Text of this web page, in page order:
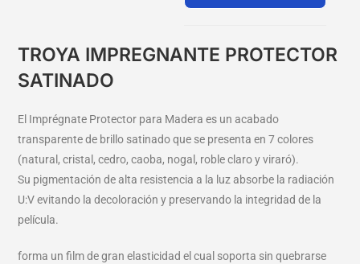
TROYA IMPREGNANTE PROTECTOR
SATINADO
El Imprégnate Protector para Madera es un acabado
transparente de brillo satinado que se presenta en 7 colores
(natural, cristal, cedro, caoba, nogal, roble claro y viraró).
Su pigmentación de alta resistencia a la luz absorbe la radiación
U:V evitando la decoloración y preservando la integridad de la
película.
forma un film de gran elasticidad el cual soporta sin quebrarse